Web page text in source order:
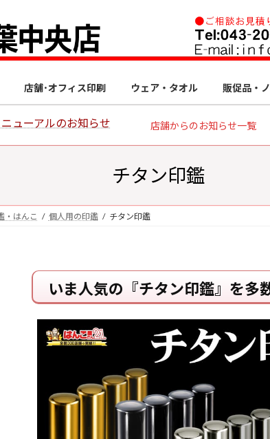
店舗･オフィス印刷 ウェア・タオル 販促品・
ューアルのお知らせ 店舗からのお知らせ一覧
チタン印鑑
・はんこ 個人用の印鑑 チタン印鑑
いま人気の『チタン印鑑』を多